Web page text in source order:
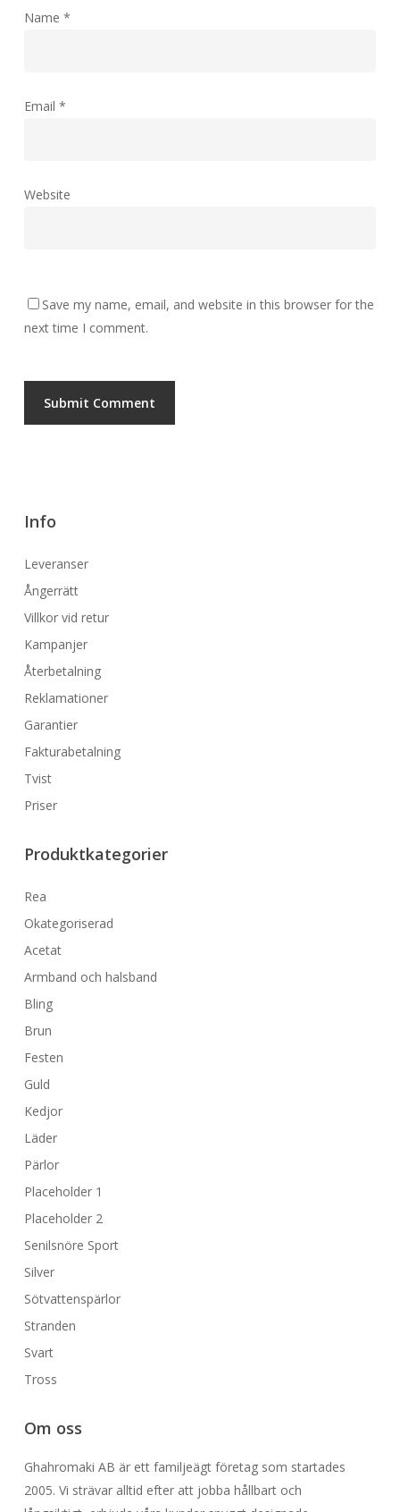
Name *
Email *
Website
Save my name, email, and website in this browser for the
next time I comment.
Info
Leveranser
Ångerrätt
Villkor vid retur
Kampanjer
Återbetalning
Reklamationer
Garantier
Fakturabetalning
Tvist
Priser
Produktkategorier
Rea
Okategoriserad
Acetat
Armband och halsband
Bling
Brun
Festen
Guld
Kedjor
Läder
Pärlor
Placeholder 1
Placeholder 2
Senilsnöre Sport
Silver
Sötvattenspärlor
Stranden
Svart
Tross
Om oss
Ghahromaki AB är ett familjeägt företag som startades
2005. Vi strävar alltid efter att jobba hållbart och